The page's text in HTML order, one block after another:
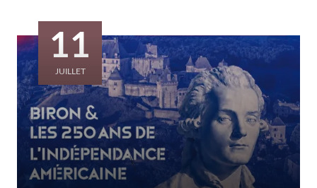
11
JUILLET